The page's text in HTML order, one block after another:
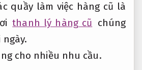
quầy làm việc hàng cũ là
thanh lý hàng cũ chúng
cho nhiều nhu cầu.